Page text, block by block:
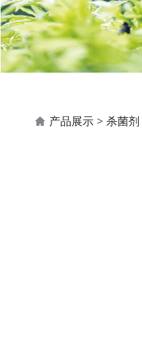
细兢®
产品展示 >杀菌剂